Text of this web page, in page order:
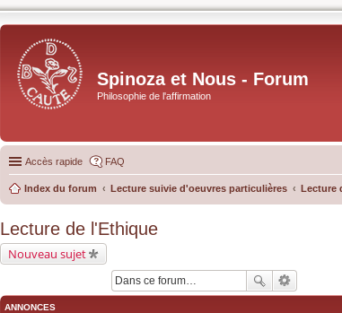
Spinoza et Nous - Forum
Philosophie de l'affirmation
Accès rapide FAQ
Index du forum Lecture suivie d'oeuvres particulières Lecture
Lecture de l'Ethique
Nouveau sujet
ANNONCES